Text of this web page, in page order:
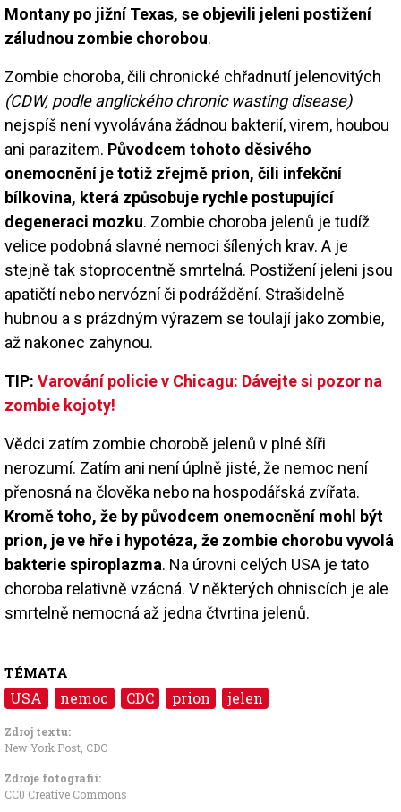
Montany po jižní Texas, se objevili jeleni postižení
záludnou zombie chorobou.
Zombie choroba, čili chronické chřadnutí jelenovitých
(CDW, podle anglického chronic wasting disease)
nejspíš není vyvolávána žádnou bakterií, virem, houbou
ani parazitem. Původcem tohoto děsivého
onemocnění je totiž zřejmě prion, čili infekční
bílkovina, která způsobuje rychle postupující
degeneraci mozku. Zombie choroba jelenů je tudíž
velice podobná slavné nemoci šílených krav. A je
stejně tak stoprocentně smrtelná. Postižení jeleni jsou
apatičtí nebo nervózní či podráždění. Strašidelně
hubnou a s prázdným výrazem se toulají jako zombie,
až nakonec zahynou.
TIP: Varování policie v Chicagu: Dávejte si pozor na
zombie kojoty!
Vědci zatím zombie chorobě jelenů v plné šíři
nerozumí. Zatím ani není úplně jisté, že nemoc není
přenosná na člověka nebo na hospodářská zvířata.
Kromě toho, že by původcem onemocnění mohl být
prion, je ve hře i hypotéza, že zombie chorobu vyvolá
bakterie spiroplazma. Na úrovni celých USA je tato
choroba relativně vzácná. V některých ohniscích je ale
smrtelně nemocná až jedna čtvrtina jelenů.
TÉMATA
USA nemoc CDC prion jelen
Zdroj textu:
New York Post , CDC
Zdroje fotografii:
CC0 Creative Commons